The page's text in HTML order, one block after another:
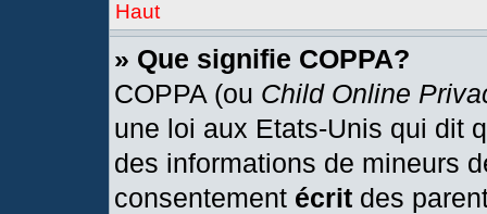
Haut
» Que signifie COPPA?
COPPA (ou Child Online
une loi aux Etats-Unis qui dit
des informations de mineurs
consentement écrit des